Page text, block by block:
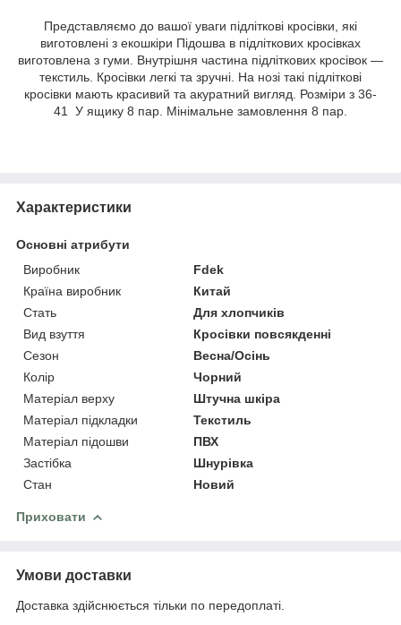
Представляємо до вашої уваги підліткові кросівки, які
виготовлені з екошкіри Підошва в підліткових кросівках
виготовлена з гуми. Внутрішня частина підліткових кросівок —
текстиль. Кросівки легкі та зручні. На нозі такі підліткові
кросівки мають красивий та акуратний вигляд. Розміри з 36-
41 У ящику 8 пар. Мінімальне замовлення 8 пар.
Характеристики
Основні атрибути
Виробник
Fdek
Країна виробник
Китай
Стать
Для хлопчиків
Вид взуття
Кросівки повсякденні
Сезон
Весна/Осінь
Колір
Чорний
Матеріал верху
Штучна шкіра
Матеріал підкладки
Текстиль
Матеріал підошви
ПВХ
Застібка
Шнурівка
Стан
Новий
Приховати
Умови доставки
Доставка здійснюється тільки по передоплаті.